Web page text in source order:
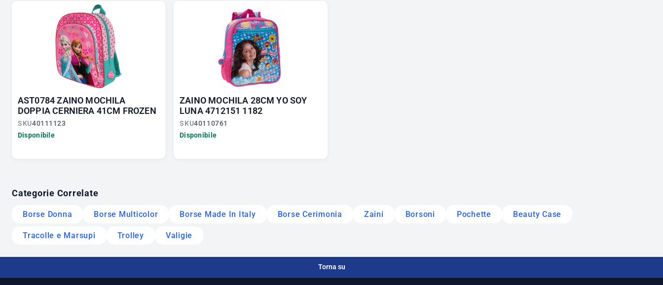
AST0784 ZAINO MOCHILA
DOPPIA CERNIERA 41CM FROZEN
SKU40111123
Disponibile
ZAINO MOCHILA 28CM YO SOY
LUNA 4712151 1182
SKU40110761
Disponibile
Categorie Correlate
Borse Donna Borse Multicolor Borse Made In Italy Borse Cerimonia Zaini Borsoni Pochette Beauty Case
Tracolle e Marsupi Trolley Valigie
Torna su